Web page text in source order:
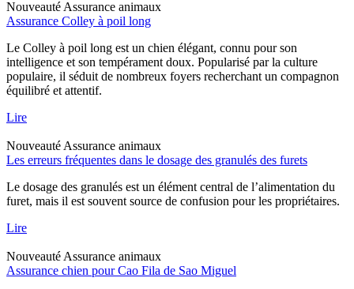
Nouveauté Assurance animaux
Assurance Colley à poil long
Le Colley à poil long est un chien élégant, connu pour son
intelligence et son tempérament doux. Popularisé par la culture
populaire, il séduit de nombreux foyers recherchant un compagnon
équilibré et attentif.
Lire
Nouveauté Assurance animaux
Les erreurs fréquentes dans le dosage des granulés des furets
Le dosage des granulés est un élément central de l’alimentation du
furet, mais il est souvent source de confusion pour les propriétaires.
Lire
Nouveauté Assurance animaux
Assurance chien pour Cao Fila de Sao Miguel